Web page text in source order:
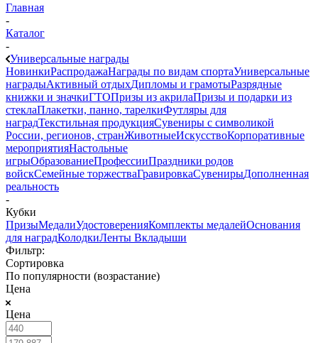
Главная
-
Каталог
-
Универсальные награды
НовинкиРаспродажаНаграды по видам спортаУниверсальные
наградыАктивный отдыхДипломы и грамотыРазрядные
книжки и значкиГТОПризы из акрилаПризы и подарки из
стеклаПлакетки, панно, тарелкиФутляры для
наградТекстильная продукцияСувениры с символикой
России, регионов, странЖивотныеИскусствоКорпоративные
мероприятияНастольные
игрыОбразованиеПрофессииПраздники родов
войскСемейные торжестваГравировкаСувенирыДополненная
реальность
-
Кубки
ПризыМедалиУдостоверенияКомплекты медалейОснования
для наградКолодкиЛенты Вкладыши
Фильтр:
Сортировка
По популярности (возрастание)
Цена
Цена